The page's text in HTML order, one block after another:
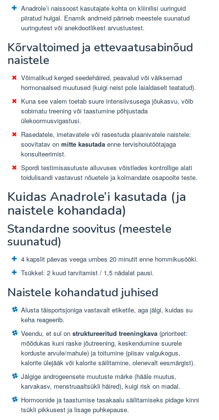
Anadrole’i ​​naissoost kasutajate kohta on kliinilisi uuringuid
piiratud hulgal. Enamik andmeid pärineb meestele suunatud
uuringutest või anekdootlikest arvustustest.
Kõrvaltoimed ja ettevaatusabinõud
naistele
Võimalikud kerged seedehäired, peavalud või väiksemad
hormonaalsed muutused (kuigi neist pole laialdaselt teatatud).
Kuna see valem toetab suure intensiivsusega jõukasvu, võib
sobimatu treening või taastumine põhjustada
ülekoormusvigastusi.
Rasedatele, imetavatele või rasestuda plaanivatele naistele:
soovitatav on mitte kasutada enne tervishoiutöötajaga
konsulteerimist.
Spordi testimisasutuste alluvuses võistledes kontrollige alati
toidulisandi vastavust nõuetele ja kolmandate osapoolte teste.
Kuidas Anadrole’i ​​kasutada (ja
naistele kohandada)
Standardne soovitus (meestele
suunatud)
4 kapslit päevas veega umbes 20 minutit enne hommikusööki.
Tsükkel: 2 kuud tarvitamist / 1,5 nädalat pausi.
Naistele kohandatud juhised
Alusta täisportsjoniga vastavalt etiketile, aga jälgi, kuidas su
keha reageerib.
Veendu, et sul on struktureeritud treeningkava (prioriteet:
mõõdukas kuni raske jõutreening, keskendumine suurele
korduste arvule/mahule) ja toitumine (piisav valgukogus,
kalorite ülejääk või kalorite säilitamine, olenevalt eesmärgist).
Jälgige androgeensete muutuste märke (hääle muutus,
karvakasv, menstruaaltsükli häired), kuigi risk on madal.
Hormoonide ja taastumise tasakaalu säilitamiseks pidage kinni
tsükli pikkusest ja lisage puhkepause.